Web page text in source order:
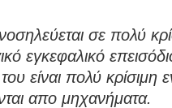
σε πολύ
εγκεφαλικό
είναι πολύ κρίσιμη
απο μηχανήματα.